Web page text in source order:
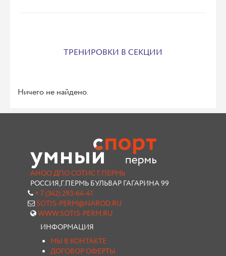
ТРЕНИРОВКИ В СЕКЦИИ
Ничего не найдено.
АНОО ДПО СОТИС Г.ПЕРМЬ
РОССИЯ,Г.ПЕРМЬ БУЛЬВАР ГАГАРИНА 99
+ 7 (342) 293-64-41
SOTIS-PERM@NAROD.RU
WWW.SOTIS-PERM.RU
ИНФОРМАЦИЯ
МЫ В КОНТАКТЕ
ДОГОВОР ОФЕРТЫ